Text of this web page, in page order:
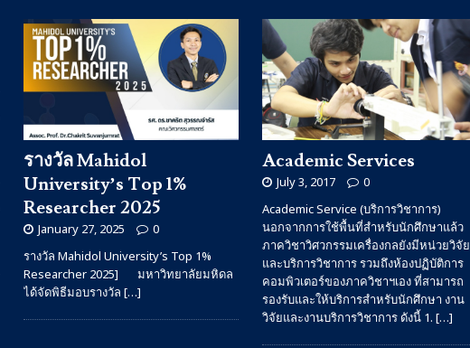
รางวัล Mahidol
University’s Top 1%
Researcher 2025
January 27, 2025
0
รางวัล Mahidol University’s Top 1%
Researcher 2025] มหาวิทยาลัยมหิดล
ได้จัดพิธีมอบรางวัล […]
Academic Services
July 3, 2017
0
Academic Service (บริการวิชาการ)
นอกจากการใช้พื้นที่สำหรับนักศึกษาแล้ว
ภาควิชาวิศวกรรมเครื่องกลยังมีหน่วยวิจัย
และบริการวิชาการ รวมถึงห้องปฏิบัติการ
คอมพิวเตอร์ของภาควิชาฯเอง ที่สามารถ
รองรับและให้บริการสำหรับนักศึกษา งาน
วิจัยและงานบริการวิชาการ ดังนี้ 1. […]